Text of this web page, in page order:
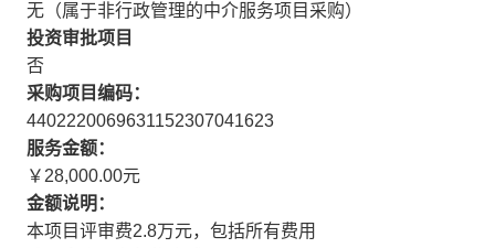
无（属于非行政管理的中介服务项目采购）
投资审批项目
否
采购项目编码：
4402220069631152307041623
服务金额：
￥28,000.00元
金额说明：
本项目评审费2.8万元，包括所有费用